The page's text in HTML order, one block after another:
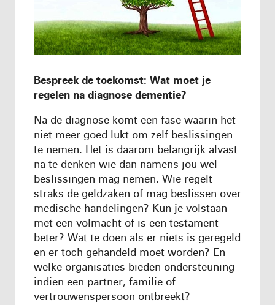
Bespreek de toekomst: Wat moet je
regelen na diagnose dementie?
Na de diagnose komt een fase waarin het
niet meer goed lukt om zelf beslissingen
te nemen. Het is daarom belangrijk alvast
na te denken wie dan namens jou wel
beslissingen mag nemen. Wie regelt
straks de geldzaken of mag beslissen over
medische handelingen? Kun je volstaan
met een volmacht of is een testament
beter? Wat te doen als er niets is geregeld
en er toch gehandeld moet worden? En
welke organisaties bieden ondersteuning
indien een partner, familie of
vertrouwenspersoon ontbreekt?